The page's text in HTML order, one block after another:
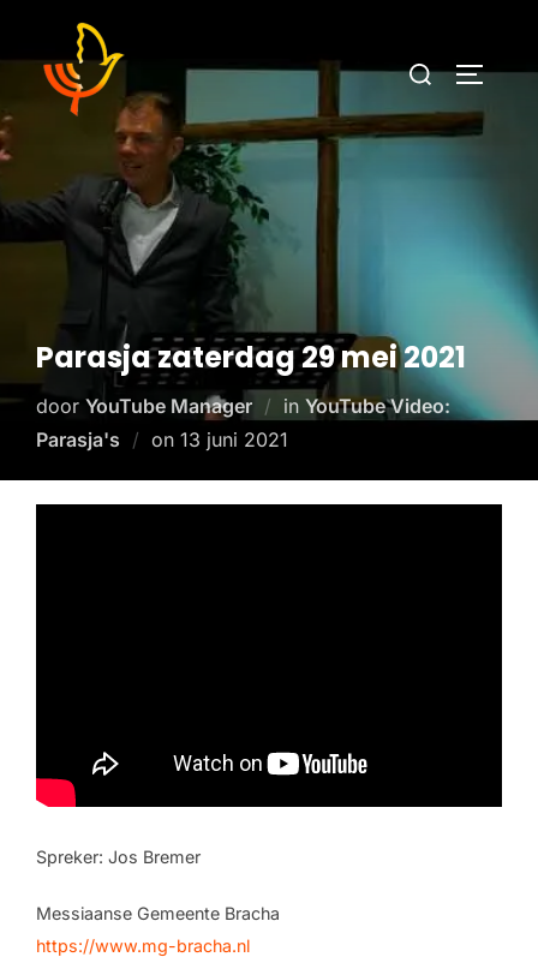
Parasja zaterdag 29 mei 2021
door YouTube Manager in YouTube Video:
Parasja's
on 13 juni 2021
Spreker: Jos Bremer
Messiaanse Gemeente Bracha
https://www.mg-bracha.nl